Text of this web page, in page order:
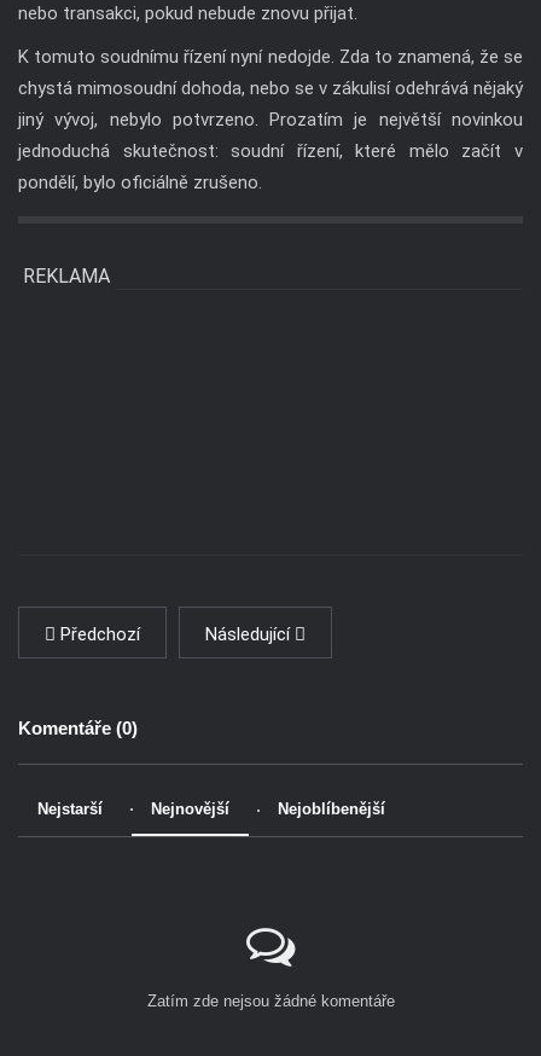
nebo transakci, pokud nebude znovu přijat.
K tomuto soudnímu řízení nyní nedojde. Zda to znamená, že se
chystá mimosoudní dohoda, nebo se v zákulisí odehrává nějaký
jiný vývoj, nebylo potvrzeno. Prozatím je největší novinkou
jednoduchá skutečnost: soudní řízení, které mělo začít v
pondělí, bylo oficiálně zrušeno.
REKLAMA
Předchozí Následující
Komentáře (0)
Nejstarší Nejnovější Nejoblíbenější
Zatím zde nejsou žádné komentáře